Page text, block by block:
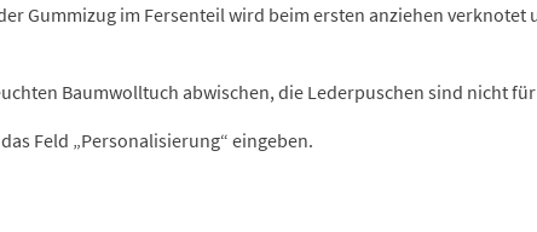
Gummizug im Fersenteil wird beim ersten anziehen
Baumwolltuch abwischen, die Lederpuschen sind nicht
Feld „Personalisierung“ eingeben.